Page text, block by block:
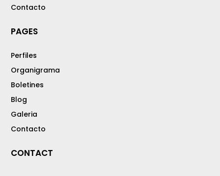
Contacto
PAGES
Perfiles
Organigrama
Boletines
Blog
Galeria
Contacto
CONTACT